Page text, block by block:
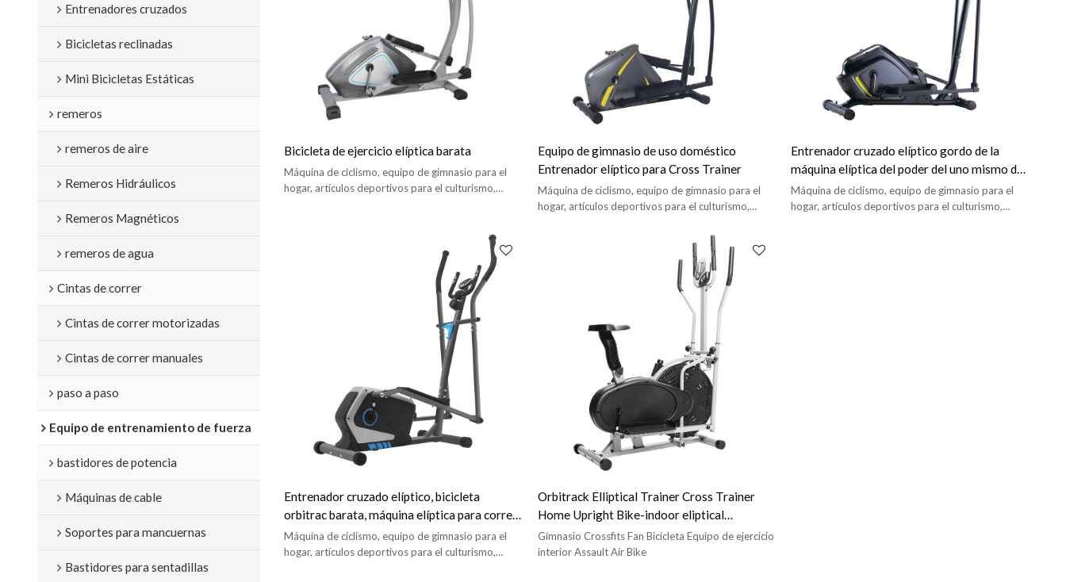
Entrenadores cruzados
Bicicletas reclinadas
Mini Bicicletas Estáticas
remeros
remeros de aire
Remeros Hidráulicos
Remeros Magnéticos
remeros de agua
Cintas de correr
Cintas de correr motorizadas
Cintas de correr manuales
paso a paso
Equipo de entrenamiento de fuerza
bastidores de potencia
Máquinas de cable
Soportes para mancuernas
Bastidores para sentadillas
Bicicleta de ejercicio elíptica barata
Máquina de ciclismo, equipo de gimnasio para el
hogar, artículos deportivos para el culturismo,
Equipo de gimnasio de uso doméstico
Entrenador elíptico para Cross Trainer
Máquina de ciclismo, equipo de gimnasio para el
hogar, artículos deportivos para el culturismo,
Entrenador cruzado elíptico gordo de la
máquina elíptica del poder del uno mismo de
la aptitud del gimnasio
Máquina de ciclismo, equipo de gimnasio para el
hogar, artículos deportivos para el culturismo,
Entrenador cruzado elíptico, bicicleta
orbitrac barata, máquina elíptica para correr,
entrenador cruzado
Máquina de ciclismo, equipo de gimnasio para el
hogar, artículos deportivos para el culturismo,
Orbitrack Elliptical Trainer Cross Trainer
Home Upright Bike-indoor eliptical
orbitrack bike
Gimnasio Crossfits Fan Bicicleta Equipo de ejercicio
interior Assault Air Bike